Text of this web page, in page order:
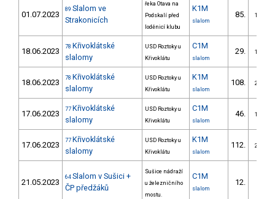
01.07.2023
89 Slalom ve
Strakonicích
řeka Otava na
Podskalí před
loděnicí klubu
K1M
slalom
85. 15/DM
18.06.2023 78 Křivoklátské
slalomy
USD Roztoky u
Křivoklátu
C1M
slalom
29. 10/DM
18.06.2023 78 Křivoklátské
slalomy
USD Roztoky u
Křivoklátu
K1M
slalom
108. 24/DM
17.06.2023 77 Křivoklátské
slalomy
USD Roztoky u
Křivoklátu
C1M
slalom
46. 14/DM
17.06.2023 77 Křivoklátské
slalomy
USD Roztoky u
Křivoklátu
K1M
slalom
112. 24/DM
21.05.2023
64 Slalom v Sušici +
ČP předžáků
Sušice nádraží
u železničního
mostu.
C1M
slalom
12.